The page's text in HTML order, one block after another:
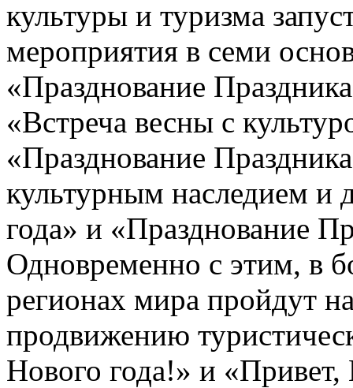
культуры и туризма
мероприятия в семи
«Празднование
«Встреча весны с
«Празднование
культурным наследием и
года» и «Празднование
Одновременно с этим, в
регионах мира пройдут
продвижению
Нового года!» и